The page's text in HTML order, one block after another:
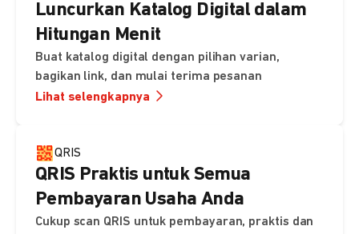
Luncurkan Katalog Digital dalam
Hitungan Menit
Buat katalog digital dengan pilihan varian,
bagikan link, dan mulai terima pesanan
Lihat selengkapnya
QRIS
QRIS Praktis untuk Semua
Pembayaran Usaha Anda
Cukup scan QRIS untuk pembayaran, praktis dan